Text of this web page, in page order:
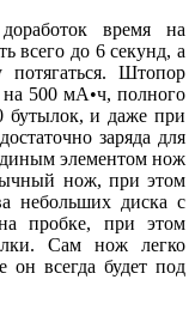
время на
всего до 6 секунд, а
Штопор
500 мА•ч, полного
бутылок, и даже при
заряда для
элементом нож
нож, при этом
небольших диска с
пробке, при этом
Сам нож легко
он всегда будет под